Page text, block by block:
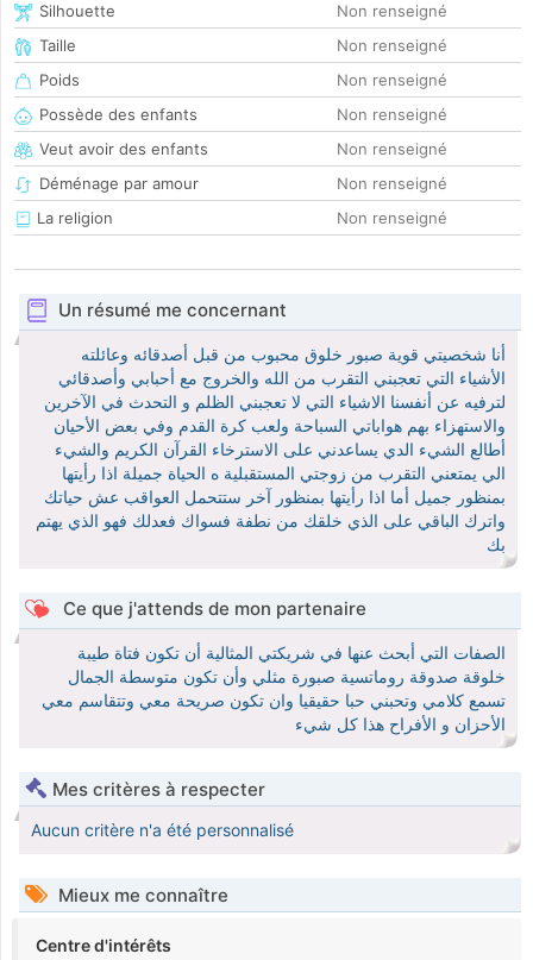
Silhouette
Non renseigné
Taille
Non renseigné
Poids
Non renseigné
Possède des enfants
Non renseigné
Veut avoir des enfants
Non renseigné
Déménage par amour
Non renseigné
La religion
Non renseigné
Un résumé me concernant
أنا شخصيتي قوية صبور خلوق محبوب من قبل أصدقائه وعائلته
الأشياء التي تعجبني التقرب من الله والخروج مع أحبابي وأصدقائي
لترفيه عن أنفسنا الاشياء التي لا تعجبني الظلم و التحدث في الآخرين
والاستهزاء بهم هواباتي السباحة ولعب كرة القدم وفي بعض الأحيان
أطالع الشيء الدي يساعدني على الاسترخاء القرآن الكريم والشيء
الي يمتعني التقرب من زوجتي المستقبلية ه الحياة جميلة اذا رأيتها
بمنظور جميل أما اذا رأيتها بمنظور آخر ستتحمل العواقب عش حياتك
واترك الباقي على الذي خلقك من نطفة فسواك فعدلك فهو الذي يهتم
بك
Ce que j'attends de mon partenaire
الصفات التي أبحث عنها في شريكتي المثالية أن تكون فتاة طيبة
خلوقة صدوقة روماتسية صبورة مثلي وأن تكون متوسطة الجمال
تسمع كلامي وتحبني حبا حقيقيا وان تكون صريحة معي وتتقاسم معي
الأحزان و الأفراح هذا كل شيء
Mes critères à respecter
Aucun critère n'a été personnalisé
Mieux me connaître
Centre d'intérêts